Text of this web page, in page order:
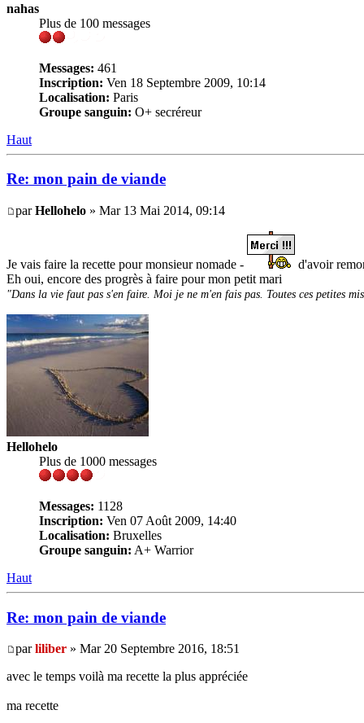
nahas
Plus de 100 messages
Messages: 461
Inscription: Ven 18 Septembre 2009, 10:14
Localisation: Paris
Groupe sanguin: O+ secréreur
Haut
Re: mon pain de viande
parHellohelo » Mar 13 Mai 2014, 09:14
Je vais faire la recette pour monsieur nomade -
d'avoir
Eh oui, encore des progrès à faire pour mon petit mari
"Dans la vie faut pas s'en faire. Moi je ne m'en fais pas. Toutes ces petites
Hellohelo
Plus de 1000 messages
Messages: 1128
Inscription: Ven 07 Août 2009, 14:40
Localisation: Bruxelles
Groupe sanguin: A+ Warrior
Haut
Re: mon pain de viande
parliliber » Mar 20 Septembre 2016, 18:51
avec le temps voilà ma recette la plus appréciée
ma recette